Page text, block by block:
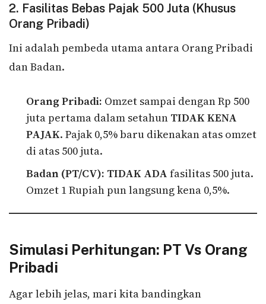
2. Fasilitas Bebas Pajak 500 Juta (Khusus
Orang Pribadi)
Ini adalah pembeda utama antara Orang Pribadi
dan Badan.
Orang Pribadi: Omzet sampai dengan Rp 500
juta pertama dalam setahun TIDAK KENA
PAJAK. Pajak 0,5% baru dikenakan atas omzet
di atas 500 juta.
Badan (PT/CV): TIDAK ADA fasilitas 500 juta.
Omzet 1 Rupiah pun langsung kena 0,5%.
Simulasi Perhitungan: PT Vs Orang
Pribadi
Agar lebih jelas, mari kita bandingkan